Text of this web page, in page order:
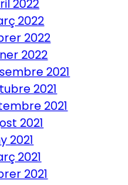
2022
2022
2022
2022
2021
2021
2021
2021
2021
2021
2021